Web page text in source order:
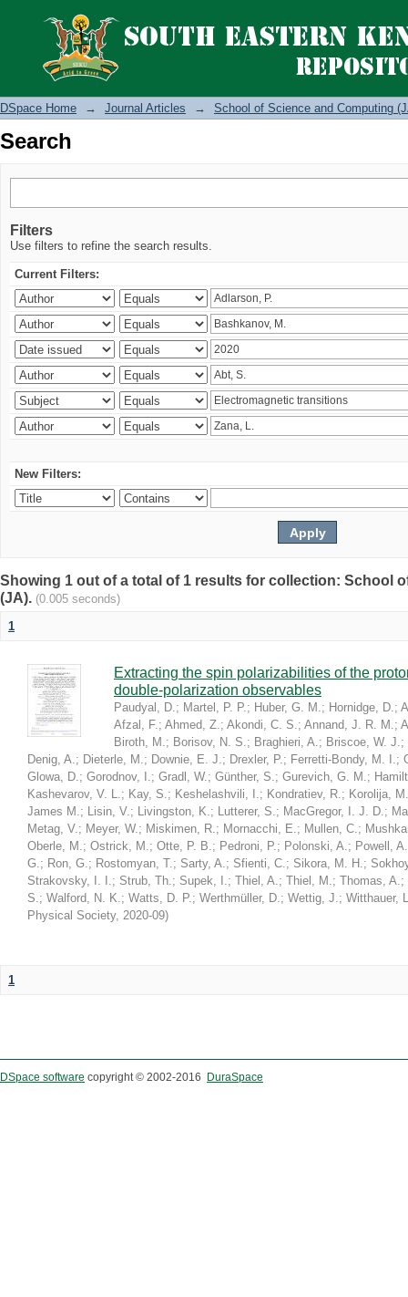
Search
DSpace Home → Journal Articles → School of Science and Computing
Search
Filters
Use filters to refine the search results.
Current Filters:
New Filters:
Showing 1 out of a total of 1 results for collection: School
(JA). (0.005 seconds)
1
Extracting the spin polarizabilities of the
double-polarization observables
Paudyal, D.; Martel, P. P.; Huber, G. M.; Hornidge, D.;
Afzal, F.; Ahmed, Z.; Akondi, C. S.; Annand, J. R. M.;
Biroth, M.; Borisov, N. S.; Braghieri, A.; Briscoe, W. J.;
Denig, A.; Dieterle, M.; Downie, E. J.; Drexler, P.; Ferretti-Bondy, M. I.;
Glowa, D.; Gorodnov, I.; Gradl, W.; Günther, S.; Gurevich, G. M.;
Kashevarov, V. L.; Kay, S.; Keshelashvili, I.; Kondratiev, R.; Korolija, M.
James M.; Lisin, V.; Livingston, K.; Lutterer, S.; MacGregor, I. J. D.;
Metag, V.; Meyer, W.; Miskimen, R.; Mornacchi, E.; Mullen, C.;
Oberle, M.; Ostrick, M.; Otte, P. B.; Pedroni, P.; Polonski, A.; Powell, A.
G.; Ron, G.; Rostomyan, T.; Sarty, A.; Sfienti, C.; Sikora, M. H.;
Strakovsky, I. I.; Strub, Th.; Supek, I.; Thiel, A.; Thiel, M.; Thomas, A.;
S.; Walford, N. K.; Watts, D. P.; Werthmüller, D.; Wettig, J.; Witthauer,
Physical Society, 2020-09)
1
DSpace software copyright © 2002-2016 DuraSpace